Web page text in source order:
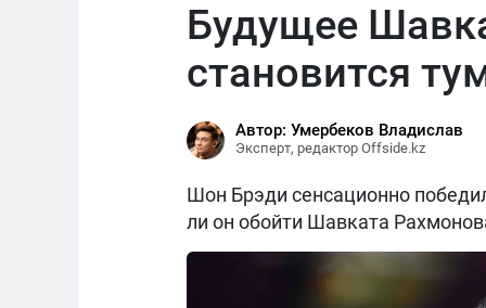
Будущее
становится
Автор: Умербеков Владислав
Эксперт, редактор Offside.kz
Шон Брэди сенсационно
ли он обойти Шавката